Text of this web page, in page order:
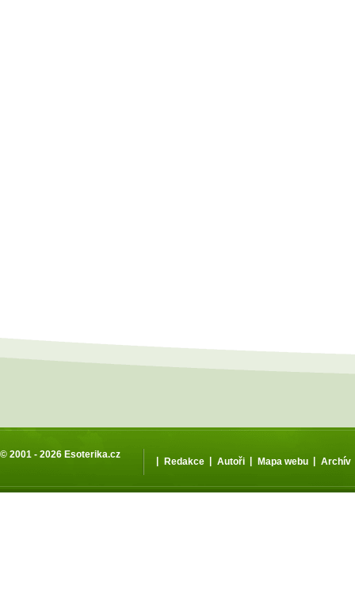
© 2001 - 2026 Esoterika.cz
| Redakce | Autoři | Mapa webu | Archív